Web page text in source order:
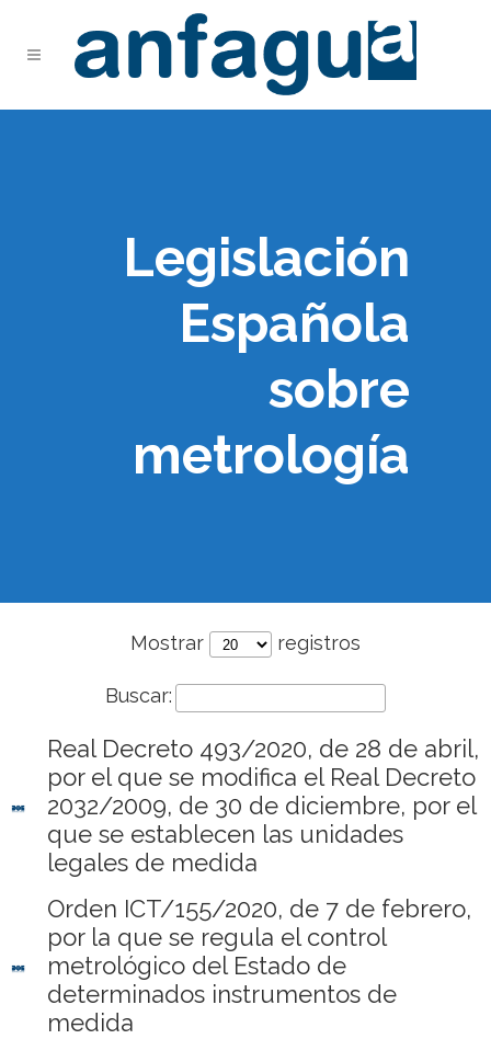
Legislación
Española
sobre
metrología
Mostrar registros
Buscar:
Real Decreto 493/2020, de 28 de abril,
por el que se modifica el Real Decreto
2032/2009, de 30 de diciembre, por el
que se establecen las unidades
legales de medida
Orden ICT/155/2020, de 7 de febrero,
por la que se regula el control
metrológico del Estado de
determinados instrumentos de
medida